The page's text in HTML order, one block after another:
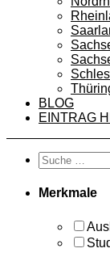
BLOG
EINTRAG
Merkmale